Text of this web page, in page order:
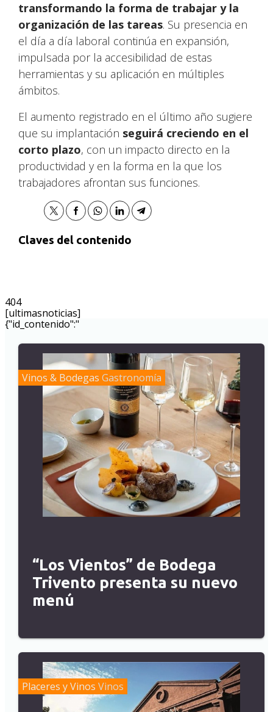
404
[ultimasnoticias]
transformando la forma de trabajar y la
organización de las tareas. Su presencia en
el día a día laboral continúa en expansión,
impulsada por la accesibilidad de estas
herramientas y su aplicación en múltiples
ámbitos.
El aumento registrado en el último año sugiere
que su implantación seguirá creciendo en el
corto plazo, con un impacto directo en la
productividad y en la forma en la que los
trabajadores afrontan sus funciones.
Claves del contenido
{"id_contenido":"
Vinos & Bodegas Gastronomía
“Los Vientos” de Bodega
Trivento presenta su nuevo
menú
Placeres y Vinos Vinos